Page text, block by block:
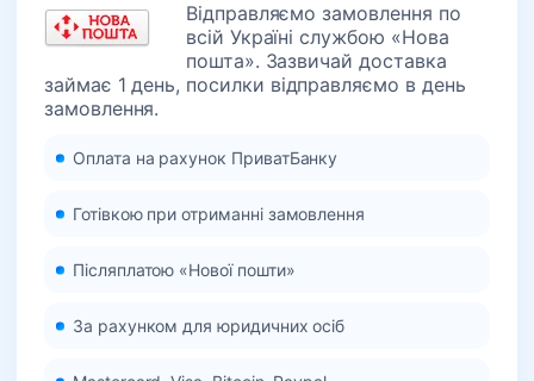
Відправляємо замовлення по
всій Україні службою «Нова
пошта». Зазвичай доставка
займає 1 день, посилки відправляємо в день
замовлення.
Оплата на рахунок ПриватБанку
Готівкою при отриманні замовлення
Післяплатою «Нової пошти»
За рахунком для юридичних осіб